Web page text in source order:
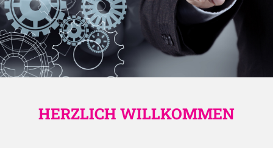
HERZLICH WILLKOMMEN